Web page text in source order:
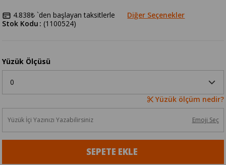
4.838₺ `den başlayan taksitlerle
Diğer Seçenekler
(1100524)
Stok Kodu
Yüzük Ölçüsü
Yüzük ölçüm nedir?
Emoji Seç